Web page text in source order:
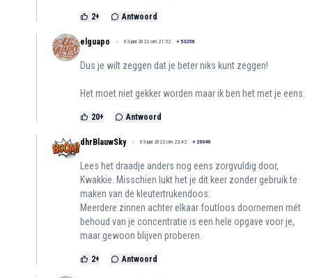
2+ Antwoord
elguapo 03 juni 2022 om 21:52 + 53256
Dus je wilt zeggen dat je beter niks kunt zeggen!
Het moet niet gekker worden maar ik ben het met je eens.
20+ Antwoord
dhrBlauwSky 03 juni 2022 om 22:42 + 20040
Lees het draadje anders nog eens zorgvuldig door,
Kwakkie. Misschien lukt het je dit keer zonder gebruik te
maken van de kleutertrukendoos.
Meerdere zinnen achter elkaar foutloos doornemen mét
behoud van je concentratie is een hele opgave voor je,
maar gewoon blijven proberen.
2+ Antwoord